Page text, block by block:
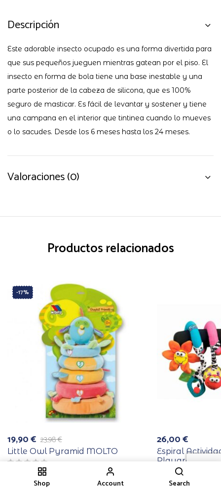
Shop Account Search
Descripción
Este adorable insecto ocupado es una forma divertida para
que sus pequeños jueguen mientras gatean por el piso. El
insecto en forma de bola tiene una base inestable y una
parte posterior de la cabeza de silicona, que es 100%
seguro de masticar. Es fácil de levantar y sostener y tiene
una campana en el interior que tintinea cuando lo mueves
o lo sacudes. Desde los 6 meses hasta los 24 meses.
Valoraciones (0)
Productos relacionados
-17%
23,98€
El
precio
original
23,98 €.
19,90€
El
precio
actual
19,90 €.
Little Owl Pyramid MOLTO
26,00€
Espiral
Playgro